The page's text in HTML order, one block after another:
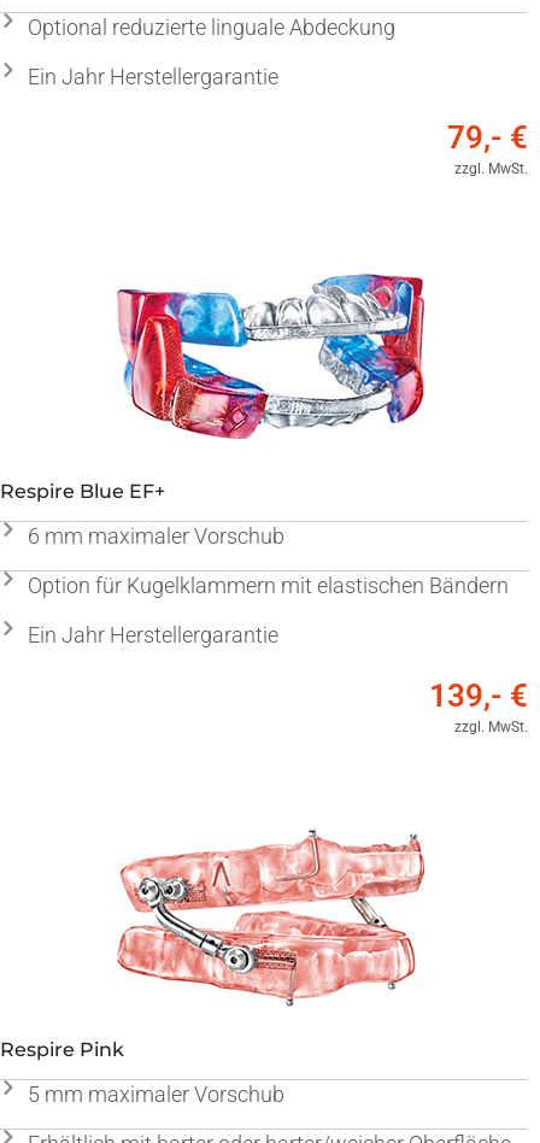
Optional reduzierte linguale Abdeckung
Ein Jahr Herstellergarantie
79,- €
zzgl. MwSt.
Respire Blue EF+
6 mm maximaler Vorschub
Option für Kugelklammern mit elastischen Bändern
Ein Jahr Herstellergarantie
139,- €
zzgl. MwSt.
Respire Pink
5 mm maximaler Vorschub